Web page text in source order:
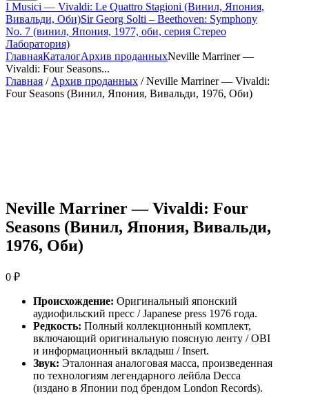
I Musici — Vivaldi: Le Quattro Stagioni (Винил, Япония,
Вивальди, Оби)Sir Georg Solti – Beethoven: Symphony
No. 7 (винил, Япония, 1977, оби, серия Стерео
Лаборатория)
ГлавнаяКаталогАрхив проданныхNeville Marriner —
Vivaldi: Four Seasons...
Главная / Архив проданных / Neville Marriner — Vivaldi:
Four Seasons (Винил, Япония, Вивальди, 1976, Оби)
Neville Marriner — Vivaldi: Four
Seasons (Винил, Япония, Вивальди,
1976, Оби)
0 ₽
Происхождение: Оригинальный японский
аудиофильский пресс / Japanese press 1976 года.
Редкость: Полный коллекционный комплект,
включающий оригинальную поясную ленту / OBI
и информационный вкладыш / Insert.
Звук: Эталонная аналоговая масса, произведенная
по технологиям легендарного лейбла Decca
(издано в Японии под брендом London Records).